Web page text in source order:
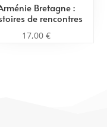
Bretagne :
de rencontres
17,00 €